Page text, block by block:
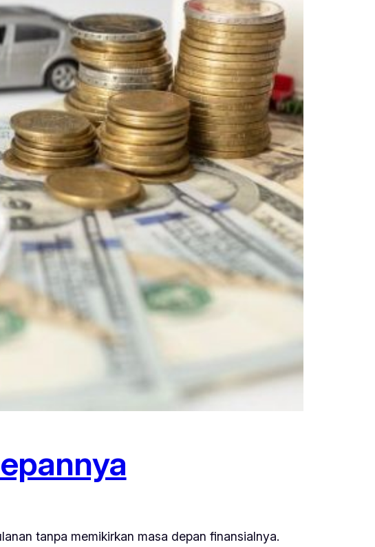
tanpa memikirkan masa depan finansialnya.